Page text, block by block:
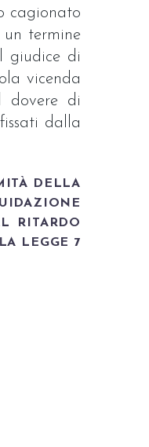
cagionato
un termine
giudice di
vicenda
dovere di
dalla
DELLA
RITARDO
LEGGE 7